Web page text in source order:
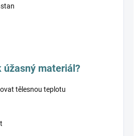
úžasný materiál?
tělesnou teplotu